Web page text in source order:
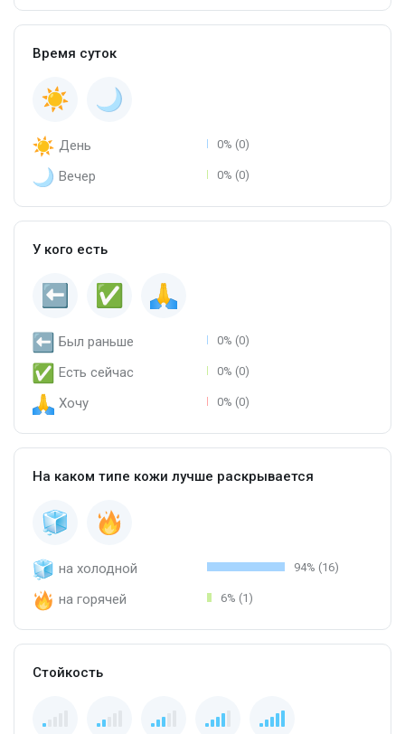
Время суток
День 0% (0)
Вечер 0% (0)
У кого есть
Был раньше 0% (0)
Есть сейчас 0% (0)
Хочу 0% (0)
На каком типе кожи лучше раскрывается
на холодной 94% (16)
на горячей 6% (1)
Стойкость